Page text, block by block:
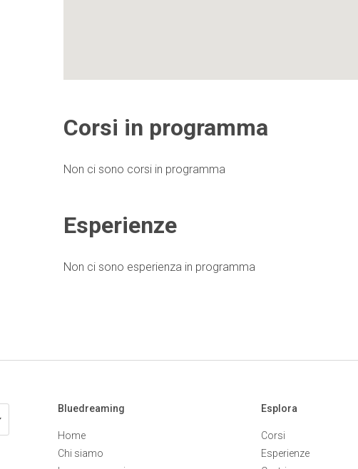
Corsi in programma
Non ci sono corsi in programma
Esperienze
Non ci sono esperienza in programma
Bluedreaming
Home
Chi siamo
Esplora
Corsi
Esperienze